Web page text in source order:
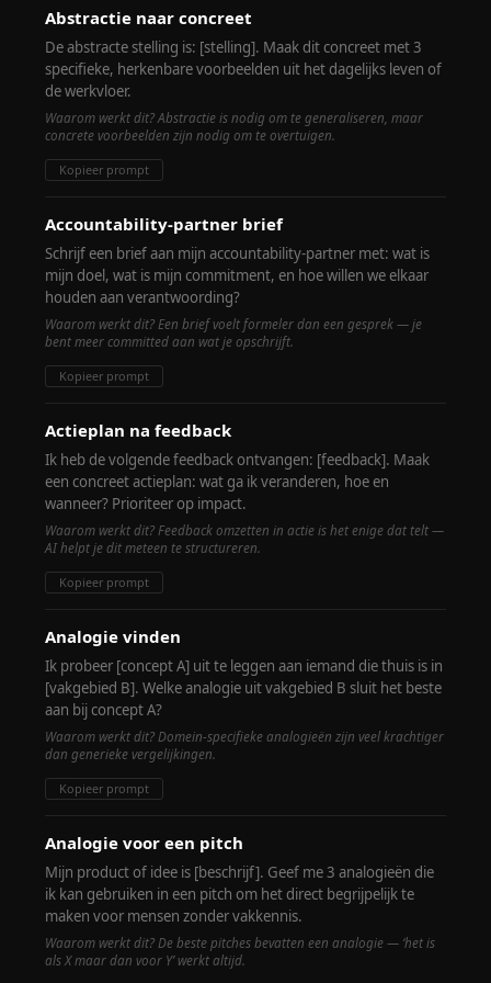
Abstractie naar concreet
De abstracte stelling is: [stelling]. Maak dit concreet met 3
specifieke, herkenbare voorbeelden uit het dagelijks leven of
de werkvloer.
Waarom werkt dit? Abstractie is nodig om te generaliseren, maar
concrete voorbeelden zijn nodig om te overtuigen.
Kopieer prompt
Accountability-partner brief
Schrijf een brief aan mijn accountability-partner met: wat is
mijn doel, wat is mijn commitment, en hoe willen we elkaar
houden aan verantwoording?
Waarom werkt dit? Een brief voelt formeler dan een gesprek — je
bent meer committed aan wat je opschrijft.
Kopieer prompt
Actieplan na feedback
Ik heb de volgende feedback ontvangen: [feedback]. Maak
een concreet actieplan: wat ga ik veranderen, hoe en
wanneer? Prioriteer op impact.
Waarom werkt dit? Feedback omzetten in actie is het enige dat telt —
AI helpt je dit meteen te structureren.
Kopieer prompt
Analogie vinden
Ik probeer [concept A] uit te leggen aan iemand die thuis is in
[vakgebied B]. Welke analogie uit vakgebied B sluit het beste
aan bij concept A?
Waarom werkt dit? Domein-specifieke analogieën zijn veel krachtiger
dan generieke vergelijkingen.
Kopieer prompt
Analogie voor een pitch
Mijn product of idee is [beschrijf]. Geef me 3 analogieën die
ik kan gebruiken in een pitch om het direct begrijpelijk te
maken voor mensen zonder vakkennis.
Waarom werkt dit? De beste pitches bevatten een analogie — ‘het is
als X maar dan voor Y’ werkt altijd.